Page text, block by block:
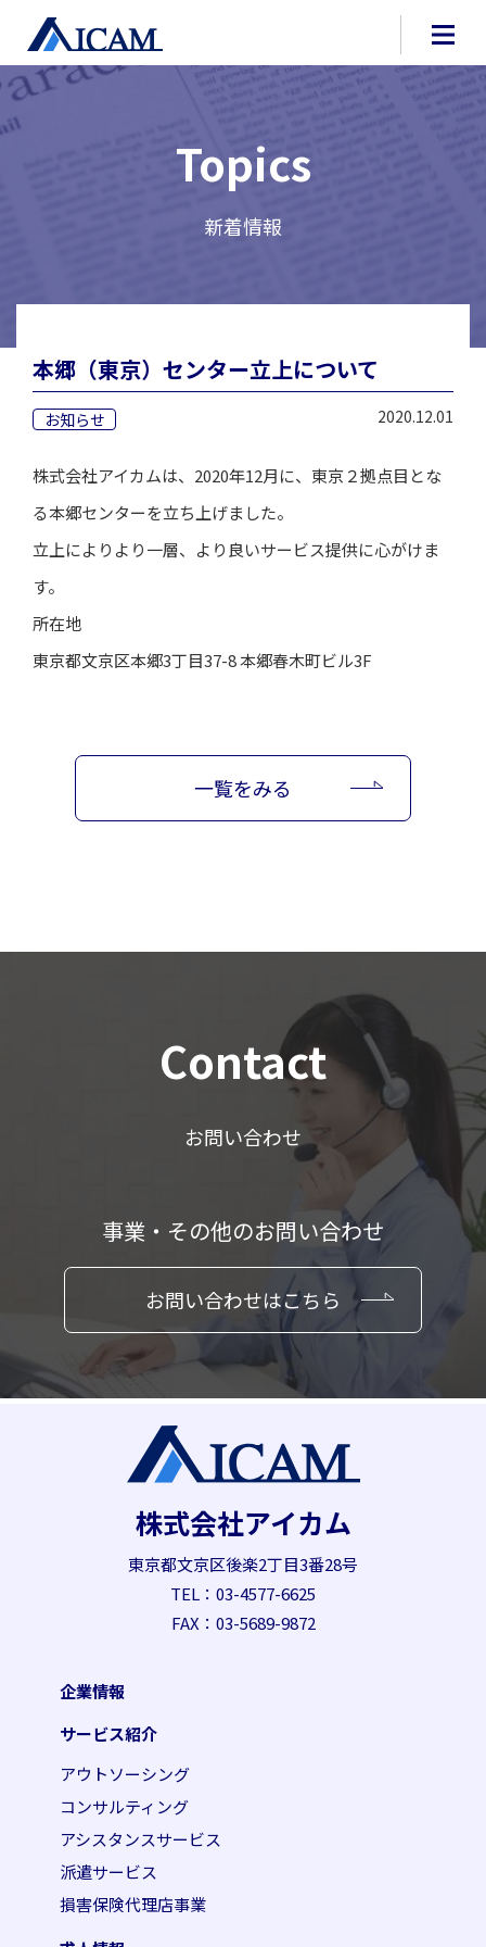
Topics
新着情報
本郷（東京）センター立上について
お知らせ 2020.12.01
株式会社アイカムは、2020年12月に、東京２拠点目とな
る本郷センターを立ち上げました。
立上によりより一層、より良いサービス提供に心がけま
す。
所在地
東京都文京区本郷3丁目37-8 本郷春木町ビル3F
一覧をみる
Contact
お問い合わせ
事業・その他のお問い合わせ
お問い合わせはこちら
株式会社アイカム
東京都文京区後楽2丁目3番28号
TEL：03-4577-6625
FAX：03-5689-9872
企業情報
サービス紹介
アウトソーシング
コンサルティング
アシスタンスサービス
派遣サービス
損害保険代理店事業